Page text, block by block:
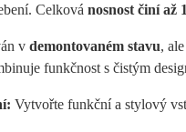
Celková nosnost činí až
v demontovaném stavu,
funkčnost s čistým
Vytvořte funkční a stylový